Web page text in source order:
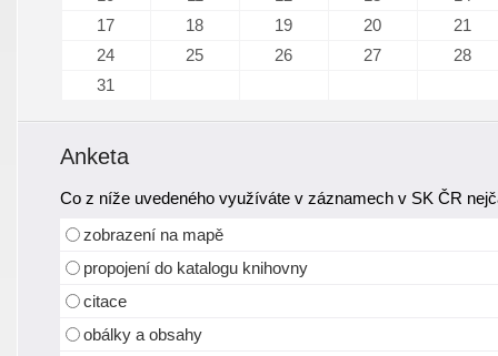
17
18 19 20
21
24
25 26 27
28
31
Anketa
Co z níže uvedeného využíváte v záznamech v SK ČR
zobrazení na mapě
propojení do katalogu knihovny
citace
obálky a obsahy